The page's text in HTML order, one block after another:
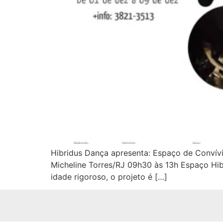
Hibridus Dança apresenta: Espaço de
Micheline Torres/RJ 09h30 às 13h Espaço
idade rigoroso, o projeto é […]